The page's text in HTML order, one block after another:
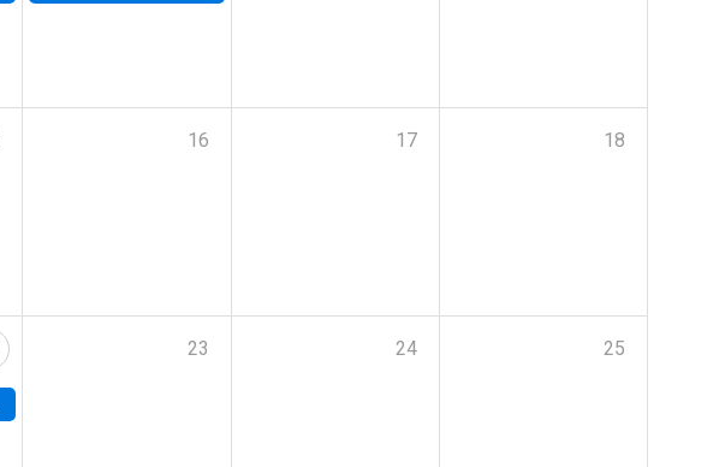
16 17 18
23 24 25